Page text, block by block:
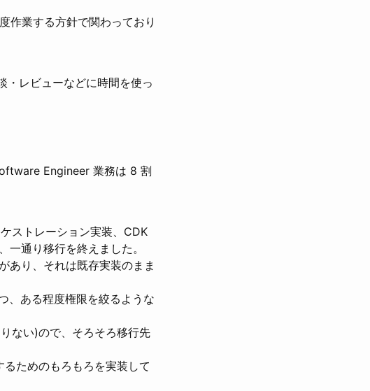
作業する方針で関わっており
・レビューなどに時間を使っ
Engineer 業務は 8 割
ストレーション実装、CDK
通り移行を終えました。
あり、それは既存実装のまま
、ある程度権限を絞るような
ない)ので、そろそろ移行先
ためのもろもろを実装して